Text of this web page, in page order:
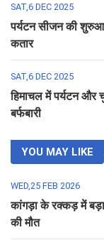
SAT,6 DEC 2025
पर्यटन सीजन की
कतार
SAT,6 DEC 2025
हिमाचल में पर्यटन और
बर्फबारी
YOU MAY LIKE
WED,25 FEB 2026
कांगड़ा के रक्कड़ में
की मौत